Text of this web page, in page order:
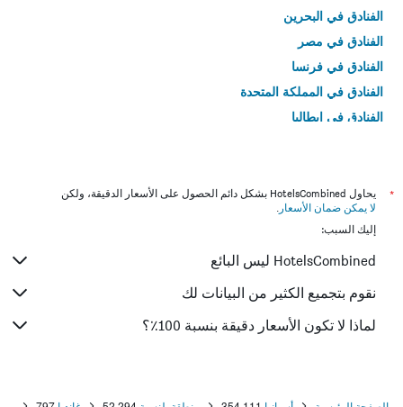
الفنادق في البحرين
الفنادق في مصر
الفنادق في فرنسا
الفنادق في المملكة المتحدة
الفنادق في إيطاليا
*
يحاول HotelsCombined بشكل دائم الحصول على الأسعار الدقيقة، ولكن
لا يمكن ضمان الأسعار .
إليك السبب:
HotelsCombined ليس البائع
نقوم بتجميع الكثير من البيانات لك
لماذا لا تكون الأسعار دقيقة بنسبة 100٪؟